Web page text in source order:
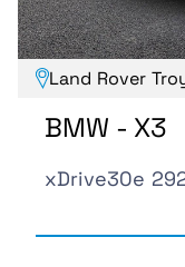
Land Rover
BMW - X3
xDrive30e